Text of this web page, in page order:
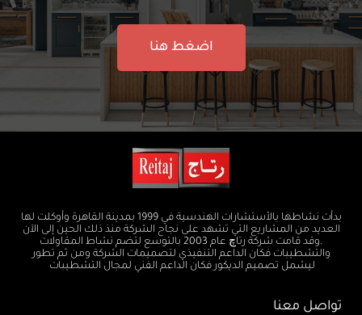
اضغط هنا
بدأت نشاطها بالأستشارات الهندسية في 1999 بمدينة القاهرة وأوكلت لها
العديد من المشاريع التي تشهد على نجاح الشركة منذ ذلك الحين إلى الآن
.وقد قامت شركة رتاچ عام 2003 بالتوسع لتضم نشاط المقاولات
والتشطيبات فكان الداعم التنفيذي لتصميمات الشركة ومن ثم تطور
ليشمل تصميم الديكور فكان الداعم الفني لمجال التشطيبات
تواصل معنا